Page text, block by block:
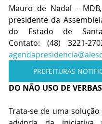
Mauro de Nadal -
presidente da
do Estado de
PREFEITURAS
DO NÃO USO DE
Trata-se de uma